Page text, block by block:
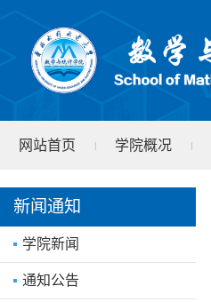
网站首页 | 学院概况 |
学院文件
新闻通知
学院新闻
通知公告